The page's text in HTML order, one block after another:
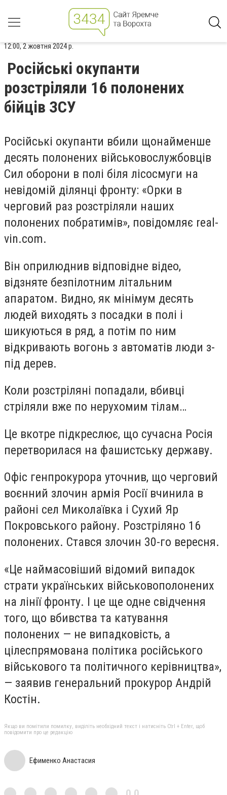
12:00, 2 жовтня 2024 р.
Російські окупанти
розстріляли 16 полонених
бійців ЗСУ
Російські окупанти вбили щонайменше
десять полонених військовослужбовців
Сил оборони в полі біля лісосмуги на
невідомій ділянці фронту: «Орки в
черговий раз розстріляли наших
полонених побратимів», повідомляє real-
vin.com.
Він оприлюднив відповідне відео,
відзняте безпілотним літальним
апаратом. Видно, як мінімум десять
людей виходять з посадки в полі і
шикуються в ряд, а потім по ним
відкривають вогонь з автоматів люди з-
під дерев.
Коли розстріляні попадали, вбивці
стріляли вже по нерухомим тілам…
Це вкотре підкреслює, що сучасна Росія
перетворилася на фашистську державу.
Офіс генпрокурора уточнив, що черговий
воєнний злочин армія Росії вчинила в
районі сел Миколаївка і Сухий Яр
Покровського району. Розстріляно 16
полонених. Стався злочин 30-го вересня.
«Це наймасовіший відомий випадок
страти українських військовополонених
на лінії фронту. І це ще одне свідчення
того, що вбивства та катування
полонених — не випадковість, а
цілеспрямована політика російського
військового та політичного керівництва»,
— заявив генеральний прокурор Андрій
Костін.
Якщо ви помітили помилку, виділіть необхідний текст і натисніть Ctrl + Enter, щоб
повідомити про це редакцію
Ефименко Анастасия